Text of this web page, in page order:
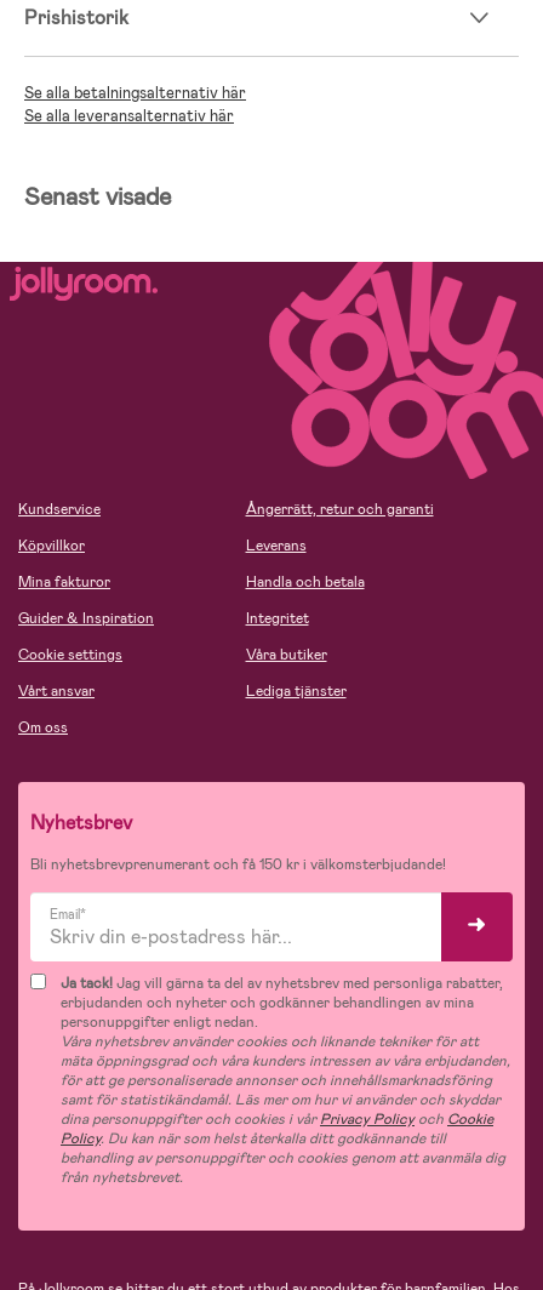
Prishistorik
Se alla betalningsalternativ här
Se alla leveransalternativ här
Senast visade
Kundservice
Köpvillkor
Mina fakturor
Guider & Inspiration
Cookie settings
Vårt ansvar
Om oss
Ångerrätt, retur och garanti
Leverans
Handla och betala
Integritet
Våra butiker
Lediga tjänster
Nyhetsbrev
Bli nyhetsbrevprenumerant och få 150 kr i välkomsterbjudande!
Email*
Ja tack!Jag vill gärna ta del av nyhetsbrev med personliga rabatter,
erbjudanden och nyheter och godkänner behandlingen av mina
personuppgifter enligt nedan.
Våra nyhetsbrev använder cookies och liknande tekniker för att
mäta öppningsgrad och våra kunders intressen av våra erbjudanden,
för att ge personaliserade annonser och innehållsmarknadsföring
samt för statistikändamål. Läs mer om hur vi använder och skyddar
dina personuppgifter och cookies i vårPrivacy Policyoch Cookie
Policy. Du kan när som helst återkalla ditt godkännande till
behandling av personuppgifter och cookies genom att avanmäla dig
från nyhetsbrevet.